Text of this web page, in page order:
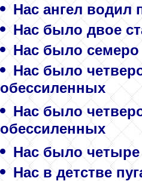
Нас ангел водил
Нас было двое
Нас было
Нас было
обессиленных
Нас было
обессиленных
Нас было четыре
Нас в детстве